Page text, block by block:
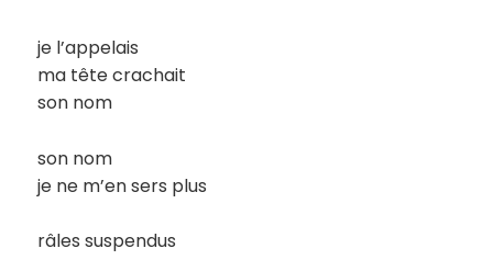
je l’appelais
ma tête crachait
son nom
son nom
je ne m’en sers plus
râles suspendus